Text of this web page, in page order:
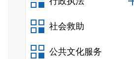
社会救助
公共文化服务